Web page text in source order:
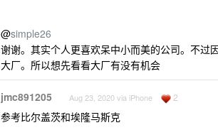
@simple26
谢谢。其实个人更喜欢呆中小而美的公司。不过
大厂。所以想先看看大厂有没有机会
jmc891205 Aug 23, 2020 via iPhone 2
参考比尔盖茨和埃隆马斯克